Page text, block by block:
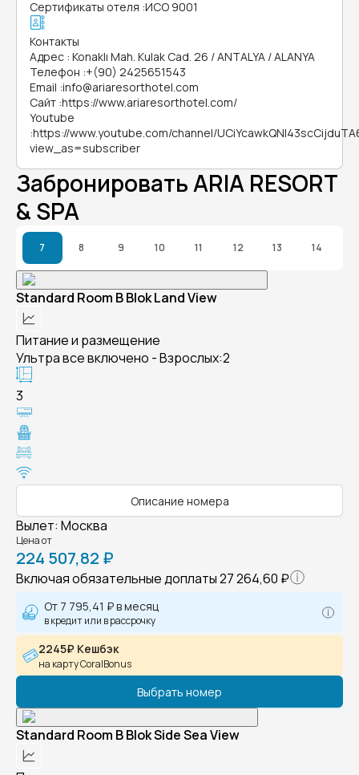
Сертификаты отеля :ИСО 9001
Контакты
Адрес : Konaklı Mah. Kulak Cad. 26 / ANTALYA / ALANYA
Телефон :+(90) 2425651543
Email :info@ariaresorthotel.com
Сайт :https://www.ariaresorthotel.com/
Youtube
:https://www.youtube.com/channel/
view_as=subscriber
Забронировать ARIA RESORT
& SPA
7 8 9 10 11 12 13 14
Standard Room B Blok Land View
Питание и размещение
Ультра все включено - Взрослых:2
3
Описание номера
Вылет: Москва
Цена от
224 507,82 ₽
Включая обязательные доплаты27 264,60 ₽
От 7 795,41 ₽в месяц
в кредит или в рассрочку
2245₽ Кешбэк
на карту CoralBonus
Выбрать номер
Standard Room B Blok Side Sea View